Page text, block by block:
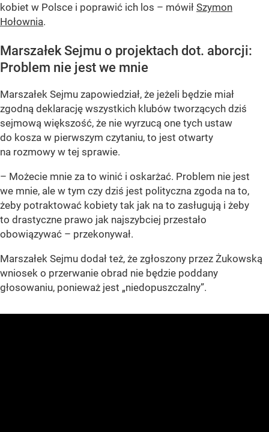
kobiet w Polsce i poprawić ich los – mówił Szymon
Hołownia.
Marszałek Sejmu o projektach dot. aborcji:
Problem nie jest we mnie
Marszałek Sejmu zapowiedział, że jeżeli będzie miał
zgodną deklarację wszystkich klubów tworzących dziś
sejmową większość, że nie wyrzucą one tych ustaw
do kosza w pierwszym czytaniu, to jest otwarty
na rozmowy w tej sprawie.
– Możecie mnie za to winić i oskarżać. Problem nie jest
we mnie, ale w tym czy dziś jest polityczna zgoda na to,
żeby potraktować kobiety tak jak na to zasługują i żeby
to drastyczne prawo jak najszybciej przestało
obowiązywać – przekonywał.
Marszałek Sejmu dodał też, że zgłoszony przez Żukowską
wniosek o przerwanie obrad nie będzie poddany
głosowaniu, ponieważ jest „niedopuszczalny”.